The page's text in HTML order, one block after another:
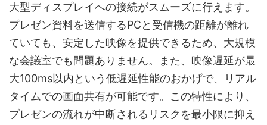
大型ディスプレイへの接続がスムーズに行えます。
プレゼン資料を送信するPCと受信機の距離が離れ
ていても、安定した映像を提供できるため、大規模
な会議室でも問題ありません。また、映像遅延が最
大100ms以内という低遅延性能のおかげで、リアル
タイムでの画面共有が可能です。この特性により、
プレゼンの流れが中断されるリスクを最小限に抑え